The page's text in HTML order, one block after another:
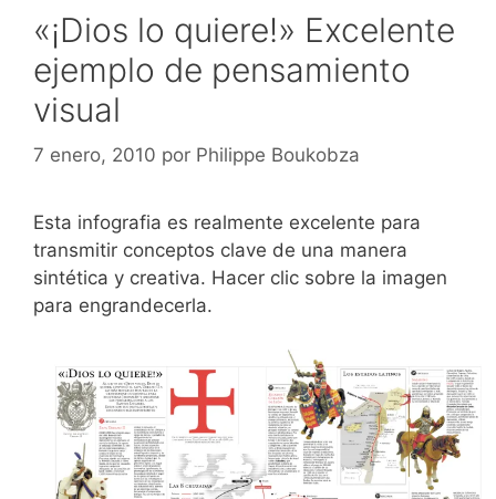
«¡Dios lo quiere!» Excelente
ejemplo de pensamiento
visual
7 enero, 2010 por Philippe Boukobza
Esta infografia es realmente excelente para
transmitir conceptos clave de una manera
sintética y creativa. Hacer clic sobre la imagen
para engrandecerla.